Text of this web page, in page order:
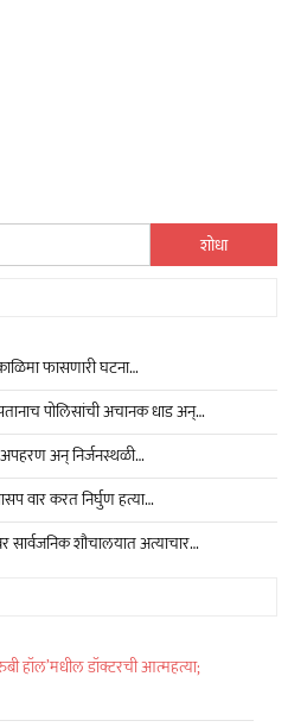
शोध
फासणारी घटना…
पोलिसांची अचानक धाड अन्…
अन् निर्जनस्थळी…
वार करत निर्घुण हत्या…
सार्वजनिक शौचालयात अत्याचार…
हॉल’मधील डॉक्टरची आत्महत्या;